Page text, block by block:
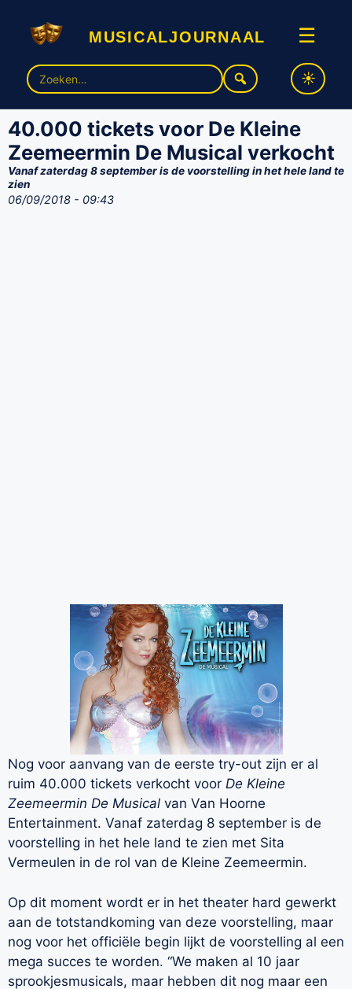
musicaljournaal ☰
Zoek
naar:
40.000 tickets voor De Kleine
Zeemeermin De Musical verkocht
Vanaf zaterdag 8 september is de voorstelling in het hele land te
zien
06/09/2018 - 09:43
Nog voor aanvang van de eerste try-out zijn er al
ruim 40.000 tickets verkocht voor De Kleine
Zeemeermin De Musical van Van Hoorne
Entertainment. Vanaf zaterdag 8 september is de
voorstelling in het hele land te zien met Sita
Vermeulen in de rol van de Kleine Zeemeermin.
Op dit moment wordt er in het theater hard gewerkt
aan de totstandkoming van deze voorstelling, maar
nog voor het officiële begin lijkt de voorstelling al een
mega succes te worden. “We maken al 10 jaar
sprookjesmusicals, maar hebben dit nog maar een